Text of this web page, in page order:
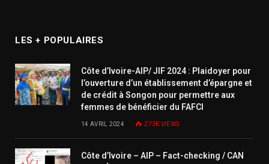
LES + POPULAIRES
Côte d’Ivoire-AIP/ JIF 2024 : Plaidoyer pour
l’ouverture d’un établissement d’épargne et
de crédit à Songon pour permettre aux
femmes de bénéficier du FAFCI
14 AVRIL 2024 273KVIEWS
Côte d’Ivoire – AIP – Fact-checking / CAN